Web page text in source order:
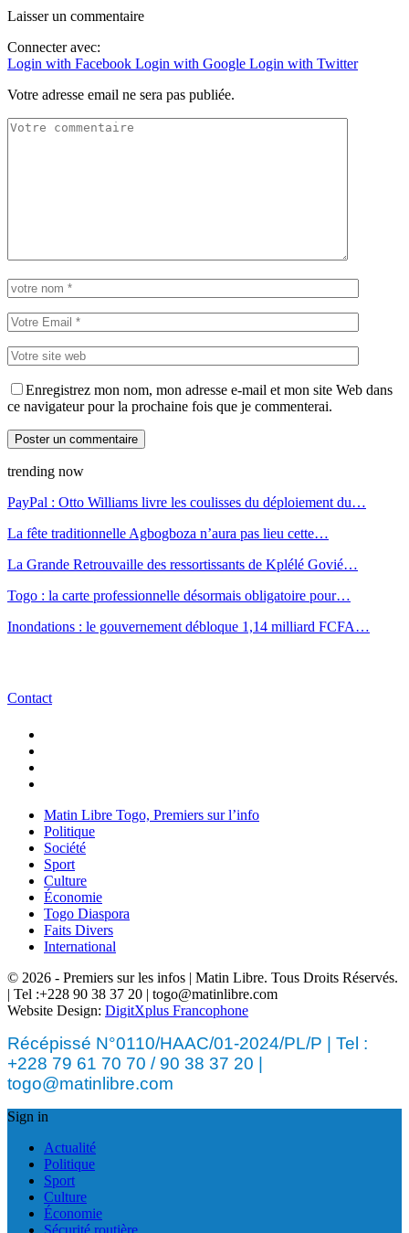
Laisser un commentaire
Connecter avec:
Login with Facebook Login with Google Login with Twitter
Votre adresse email ne sera pas publiée.
Enregistrez mon nom, mon adresse e-mail et mon site Web dans
ce navigateur pour la prochaine fois que je commenterai.
trending now
PayPal : Otto Williams livre les coulisses du déploiement du…
La fête traditionnelle Agbogboza n’aura pas lieu cette…
La Grande Retrouvaille des ressortissants de Kplélé Govié…
Togo : la carte professionnelle désormais obligatoire pour…
Inondations : le gouvernement débloque 1,14 milliard FCFA…
Contact
Matin Libre Togo, Premiers sur l’info
Politique
Société
Sport
Culture
Économie
Togo Diaspora
Faits Divers
International
© 2026 - Premiers sur les infos | Matin Libre. Tous Droits Réservés.
| Tel :+228 90 38 37 20 | togo@matinlibre.com
Website Design: DigitXplus Francophone
Récépissé N°0110/HAAC/01-2024/PL/P | Tel :
+228 79 61 70 70 / 90 38 37 20 |
togo@matinlibre.com
Sign in
Actualité
Politique
Sport
Culture
Économie
Sécurité routière